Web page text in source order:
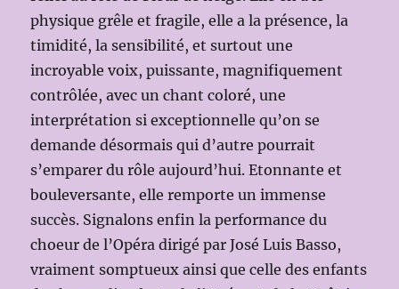
physique grêle et fragile, elle a la présence, la
timidité, la sensibilité, et surtout une
incroyable voix, puissante, magnifiquement
contrôlée, avec un chant coloré, une
interprétation si exceptionnelle qu’on se
demande désormais qui d’autre pourrait
s’emparer du rôle aujourd’hui. Etonnante et
bouleversante, elle remporte un immense
succès. Signalons enfin la performance du
choeur de l’Opéra dirigé par José Luis Basso,
vraiment somptueux ainsi que celle des enfants